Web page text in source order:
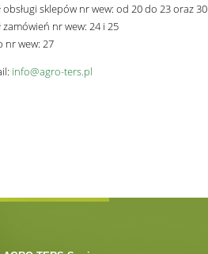
obsługi sklepów nr wew: od 20 do 23 oraz 30
zamówień nr wew: 24 i 25
nr wew: 27
info@agro-ters.pl